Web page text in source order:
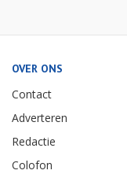
OVER ONS
Contact
Adverteren
Redactie
Colofon